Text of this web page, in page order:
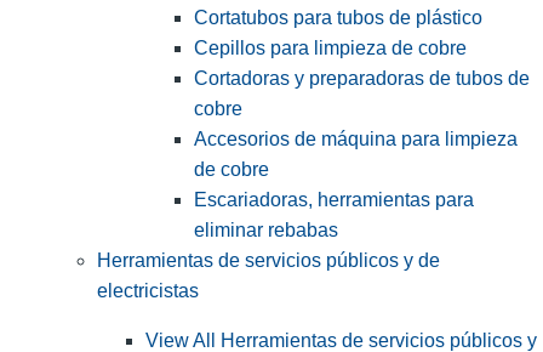
Cortatubos para tubos de plástico
Cepillos para limpieza de cobre
Cortadoras y preparadoras de tubos de
cobre
Accesorios de máquina para limpieza
de cobre
Escariadoras, herramientas para
eliminar rebabas
Herramientas de servicios públicos y de
electricistas
View All Herramientas de servicios públicos y